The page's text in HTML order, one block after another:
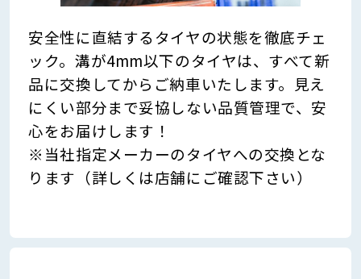
安全性に直結するタイヤの状態を徹底チェ
ック。溝が4mm以下のタイヤは、すべて新
品に交換してからご納車いたします。見え
にくい部分まで妥協しない品質管理で、安
心をお届けします！
※当社指定メーカーのタイヤへの交換とな
ります（詳しくは店舗にご確認下さい）